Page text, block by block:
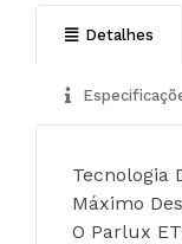
Detalhes
Tecnologia
Máximo
O Parlux